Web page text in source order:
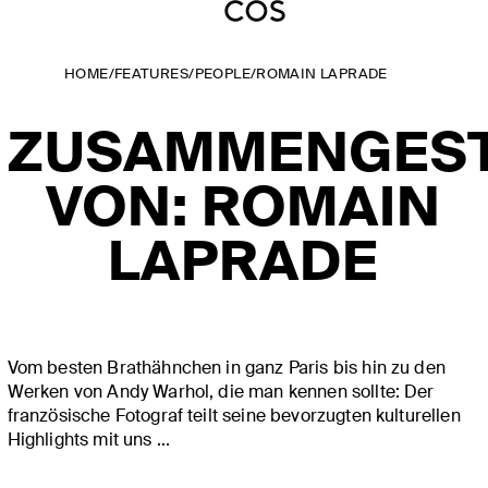
HOME/FEATURES/ PEOPLE/ROMAIN LAPRADE
VON: ROMAIN
LAPRADE
Vom besten Brathähnchen in ganz Paris bis hin zu den
Werken von Andy Warhol, die man kennen sollte: Der
französische Fotograf teilt seine bevorzugten kulturellen
Highlights mit uns ...